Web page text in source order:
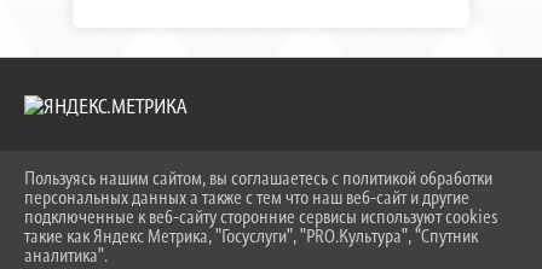
2026 Г. KEIPBK.RU
ВХОД
КАРТА САЙТА
ПОЛИТИКА ОБРАБОТКИ ПЕРСОНАЛЬНЫХ ДАННЫХ
Пользуясь нашим сайтом, вы соглашаетесь с политикой обработки
персональных данных а также с тем что наш веб-сайт и другие
подключенные к веб-сайту сторонние сервисы используют cookies
такие как Яндекс Метрика, "Госуслуги", "PRO.Культура", "Спутник
аналитика".